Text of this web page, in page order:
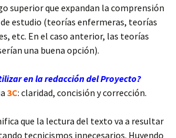
superior que expandan la comprensión
estudio (teorías enfermeras, teorías
etc. En el caso anterior, las teorías
una buena opción).
en la redacción del Proyecto?
3C: claridad, concisión y corrección.
que la lectura del texto va a resultar
tecnicismos innecesarios. Huyendo